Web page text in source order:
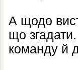
А щодо
що
команду й